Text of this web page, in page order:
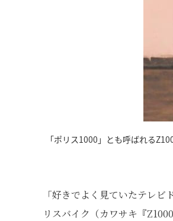
「ポリス1000」とも呼ばれる
「好きでよく見ていたテレ
リスバイク（カワサキ『